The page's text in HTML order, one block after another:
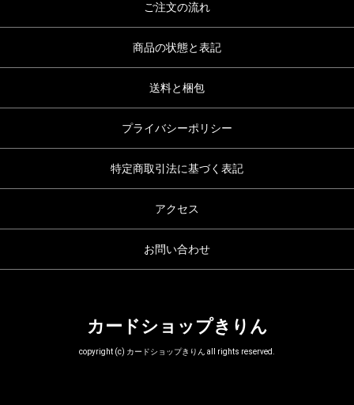
ご注文の流れ
商品の状態と表記
送料と梱包
プライバシーポリシー
特定商取引法に基づく表記
アクセス
お問い合わせ
カードショップきりん
copyright (c) カードショップきりん all rights reserved.